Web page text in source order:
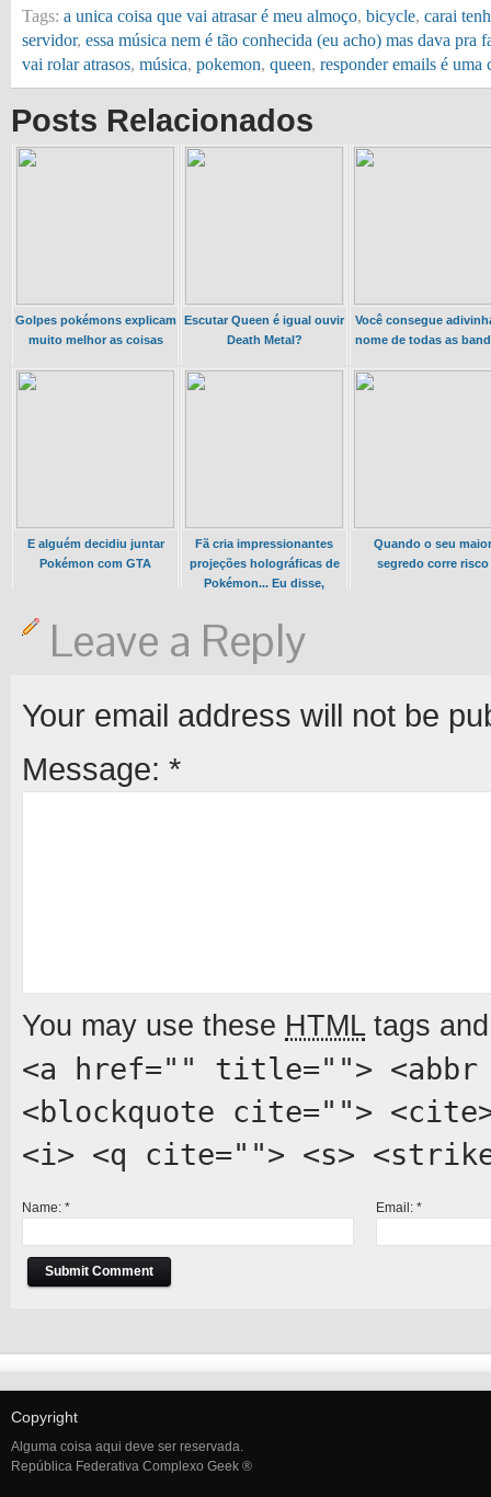
Tags: a unica coisa que vai atrasar é meu almoço, bicycle, carai
servidor, essa música nem é tão conhecida (eu acho) mas dava pra
vai rolar atrasos, música, pokemon, queen, responder emails é uma
Posts Relacionados
Golpes pokémons explicam
muito melhor as coisas
Escutar Queen é igual ouvir
Death Metal?
Você consegue
nome de todas as
E alguém decidiu juntar
Pokémon com GTA
Fã cria impressionantes
projeções holográficas de
Pokémon... Eu disse,
POKÉMON
Quando o seu maior
segredo corre risco
Leave a Reply
Your email address will not be
Message: *
You may use these HTMLtags
<a href="" title="">
<blockquote cite="">
<i> <q cite=""> <s>
Name: * Email:*
Copyright
Alguma coisa aqui deve ser reservada.
República Federativa Complexo Geek ®